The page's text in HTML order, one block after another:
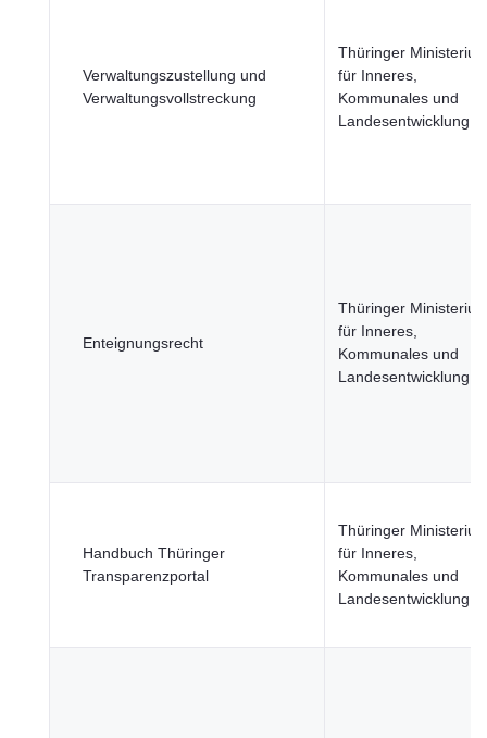
Verwaltungszustellung und
Verwaltungsvollstreckung
Thüringer
für Inneres,
Kommunales und
Landesentwicklung
Enteignungsrecht
Thüringer
für Inneres,
Kommunales und
Landesentwicklung
Handbuch Thüringer
Transparenzportal
Thüringer
für Inneres,
Kommunales und
Landesentwicklung